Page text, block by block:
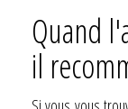
Quand
il